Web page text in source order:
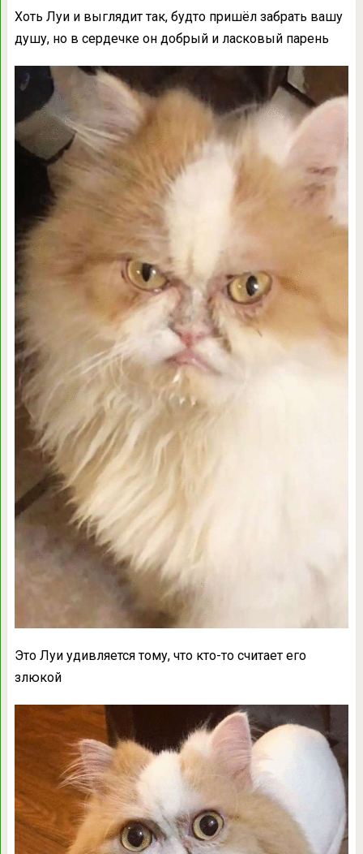
Хоть Луи и выглядит так, будто пришёл забрать вашу
душу, но в сердечке он добрый и ласковый парень
Это Луи удивляется тому, что кто-то считает его
злюкой